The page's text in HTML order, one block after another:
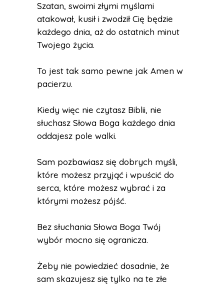
Szatan, swoimi złymi myślami
atakował, kusił i zwodził Cię będzie
każdego dnia, aż do ostatnich minut
Twojego życia.
To jest tak samo pewne jak Amen w
pacierzu.
Kiedy więc nie czytasz Biblii, nie
słuchasz Słowa Boga każdego dnia
oddajesz pole walki.
Sam pozbawiasz się dobrych myśli,
które możesz przyjąć i wpuścić do
serca, które możesz wybrać i za
którymi możesz pójść.
Bez słuchania Słowa Boga Twój
wybór mocno się ogranicza.
Żeby nie powiedzieć dosadnie, że
sam skazujesz się tylko na te złe